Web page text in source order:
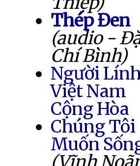
Thép Đen
(audio -
Chí Bình)
Người
Việt Nam
Cộng Hòa
Chúng Tôi
Muốn